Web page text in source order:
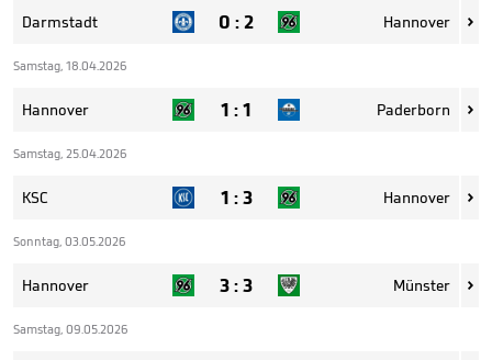
Darmstadt 0 :2 Hannover 
Samstag, 18.04.2026
Hannover 1 :1 Paderborn 
Samstag, 25.04.2026
KSC 1 :3 Hannover 
Sonntag, 03.05.2026
Hannover 3:3 Münster 
Samstag, 09.05.2026